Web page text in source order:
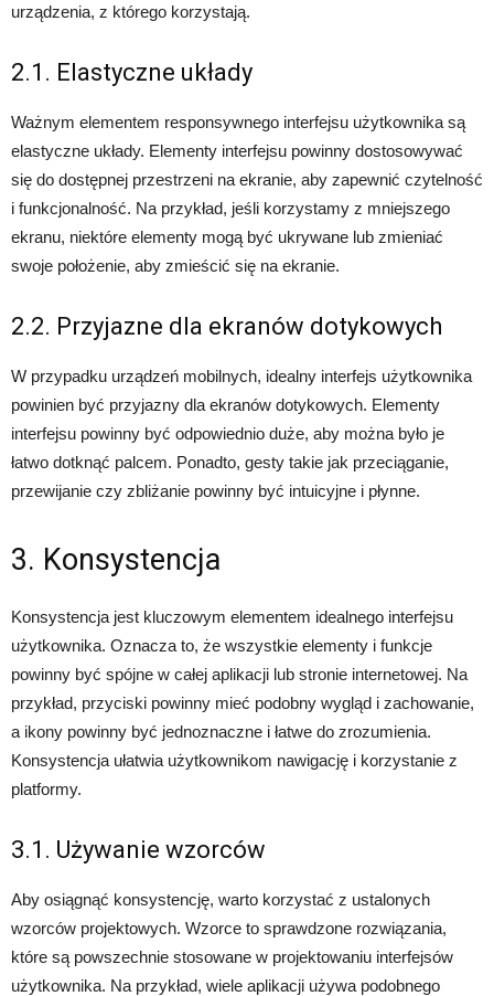
urządzenia, z którego korzystają.
2.1. Elastyczne układy
Ważnym elementem responsywnego interfejsu użytkownika są
elastyczne układy. Elementy interfejsu powinny dostosowywać
się do dostępnej przestrzeni na ekranie, aby zapewnić czytelność
i funkcjonalność. Na przykład, jeśli korzystamy z mniejszego
ekranu, niektóre elementy mogą być ukrywane lub zmieniać
swoje położenie, aby zmieścić się na ekranie.
2.2. Przyjazne dla ekranów dotykowych
W przypadku urządzeń mobilnych, idealny interfejs użytkownika
powinien być przyjazny dla ekranów dotykowych. Elementy
interfejsu powinny być odpowiednio duże, aby można było je
łatwo dotknąć palcem. Ponadto, gesty takie jak przeciąganie,
przewijanie czy zbliżanie powinny być intuicyjne i płynne.
3. Konsystencja
Konsystencja jest kluczowym elementem idealnego interfejsu
użytkownika. Oznacza to, że wszystkie elementy i funkcje
powinny być spójne w całej aplikacji lub stronie internetowej. Na
przykład, przyciski powinny mieć podobny wygląd i zachowanie,
a ikony powinny być jednoznaczne i łatwe do zrozumienia.
Konsystencja ułatwia użytkownikom nawigację i korzystanie z
platformy.
3.1. Używanie wzorców
Aby osiągnąć konsystencję, warto korzystać z ustalonych
wzorców projektowych. Wzorce to sprawdzone rozwiązania,
które są powszechnie stosowane w projektowaniu interfejsów
użytkownika. Na przykład, wiele aplikacji używa podobnego